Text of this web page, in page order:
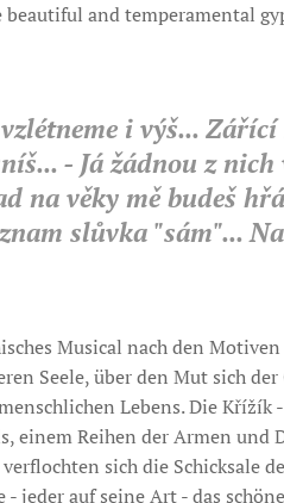
beautiful and temperamental
i výš...
- Já žádnou z
na věky mě budeš
slůvka "sám"...
Musical nach den
Seele, über den Mut sich
Lebens. Die
einem Reihen der Armen und
sich die Schicksale
- jeder auf seine Art - das